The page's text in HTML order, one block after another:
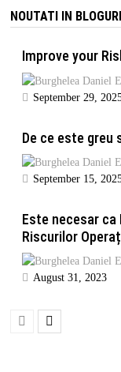
NOUTATI IN
Improve your
September 29,
De ce este greu
September 15,
Este necesar
Riscurilor
August 31, 2023